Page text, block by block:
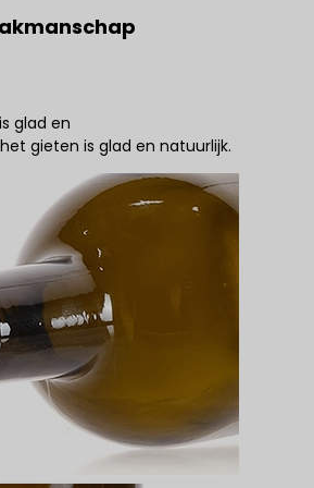
glad en
gieten is glad en natuurlijk.